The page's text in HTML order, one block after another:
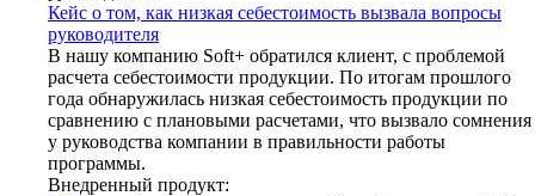
Кейс о том, как низкая себестоимость вызвала вопросы
руководителя
В нашу компанию Soft+ обратился клиент, с проблемой
расчета себестоимости продукции. По итогам прошлого
года обнаружилась низкая себестоимость продукции по
сравнению с плановыми расчетами, что вызвало сомнения
у руководства компании в правильности работы
программы.
Внедренный продукт: